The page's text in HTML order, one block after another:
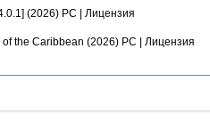
(2026) PC | Лицензия
the Caribbean (2026) PC | Лицензия